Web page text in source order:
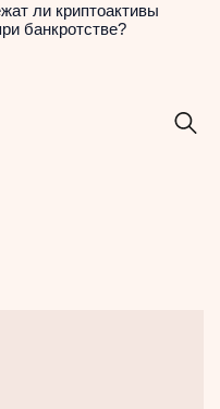
ли криптоактивы
банкротстве?